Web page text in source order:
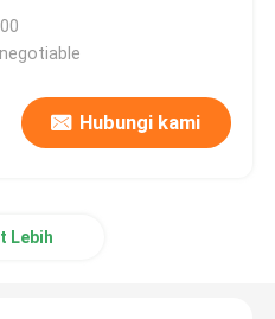
Hubungi kami
Lebih